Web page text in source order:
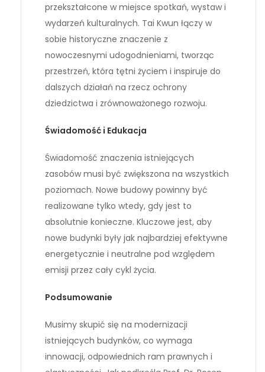
przekształcone w miejsce spotkań, wystaw i
wydarzeń kulturalnych. Tai Kwun łączy w
sobie historyczne znaczenie z
nowoczesnymi udogodnieniami, tworząc
przestrzeń, która tętni życiem i inspiruje do
dalszych działań na rzecz ochrony
dziedzictwa i zrównoważonego rozwoju.
Świadomość i Edukacja
Świadomość znaczenia istniejących
zasobów musi być zwiększona na wszystkich
poziomach. Nowe budowy powinny być
realizowane tylko wtedy, gdy jest to
absolutnie konieczne. Kluczowe jest, aby
nowe budynki były jak najbardziej efektywne
energetycznie i neutralne pod względem
emisji przez cały cykl życia.
Podsumowanie
Musimy skupić się na modernizacji
istniejących budynków, co wymaga
innowacji, odpowiednich ram prawnych i